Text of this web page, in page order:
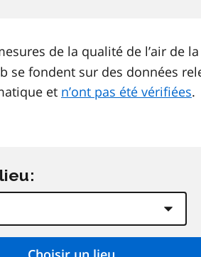
de la qualité de l’air de la
se fondent sur des données
et n’ont pas été vérifiées.